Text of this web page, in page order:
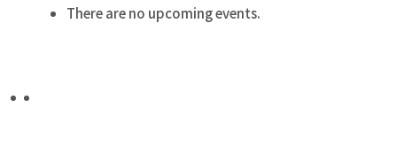
There are no upcoming events.